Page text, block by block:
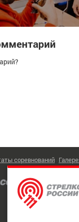
соревнований
Адрес:г.
Обратная
© 2026